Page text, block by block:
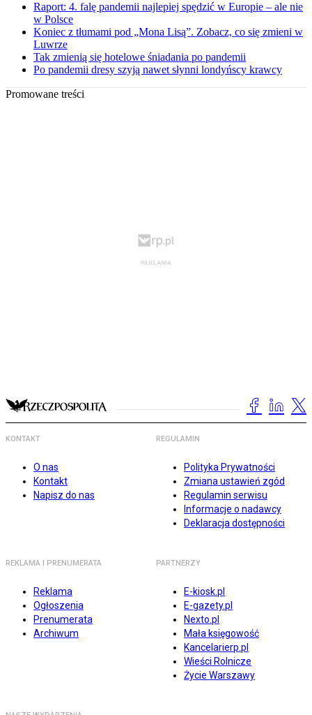
Raport: 4. falę pandemii najlepiej spędzić w Europie – ale nie
w Polsce
Koniec z tłumami pod „Mona Lisą”. Zobacz, co się zmieni w
Luwrze
Tak zmienią się hotelowe śniadania po pandemii
Po pandemii dresy szyją nawet słynni londyńscy krawcy
Promowane treści
KONTAKT
O nas
Kontakt
Napisz do nas
REGULAMIN
Polityka Prywatności
Zmiana ustawień zgód
Regulamin serwisu
Informacje o nadawcy
Deklaracja dostępności
REKLAMA I PRENUMERATA
Reklama
Ogłoszenia
Prenumerata
Archiwum
PARTNERZY
E-kiosk.pl
E-gazety.pl
Nexto.pl
Mała księgowość
Kancelarierp.pl
Wieści Rolnicze
Życie Warszawy